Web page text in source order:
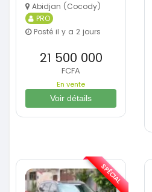
Abidjan (Cocody)
PRO
Posté il y a 2 jours
21 500 000
FCFA
En vente
Voir détails
SPÉCIAL